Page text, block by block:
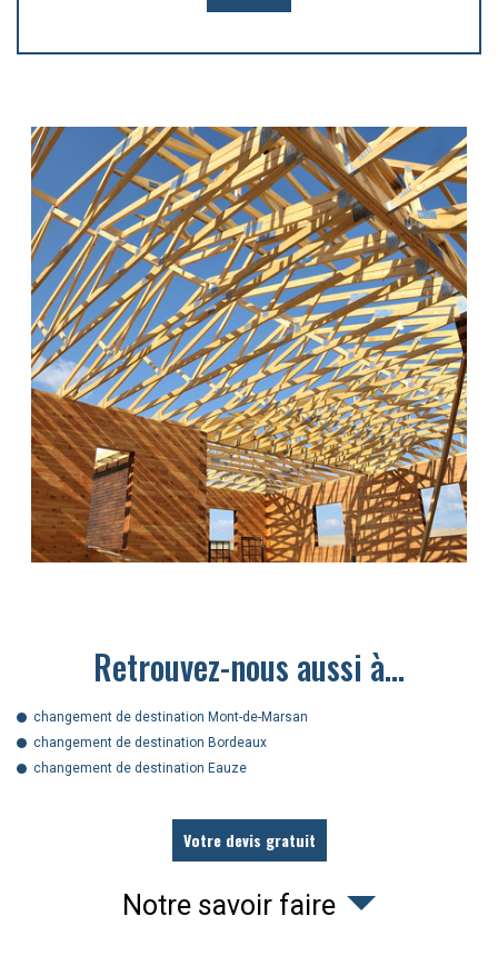
Retrouvez-nous aussi à…
changement de destination Mont-de-Marsan
changement de destination Bordeaux
changement de destination Eauze
Votre devis gratuit
Notre savoir faire